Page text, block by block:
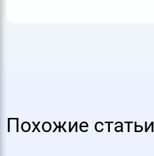
Похожие статьи